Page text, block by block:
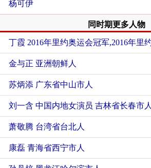
杨可伊
同时期更多人物
金与正 亚洲朝鲜人
苏炳添 广东省中山市人
刘一含 中国内地女演员 吉林省长春市人
萧敬腾 台湾省台北人
康磊 青海省西宁市人